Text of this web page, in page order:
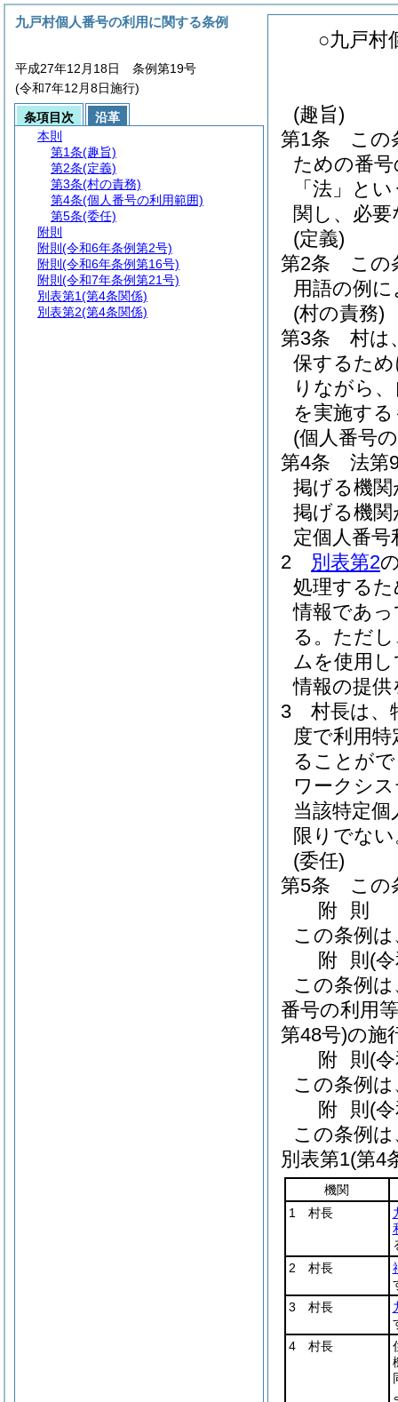
○九戸村
(趣旨)
第1条
この
ための番
「法」と
関し、必
(定義)
第2条
この
用語の例
(村の責務)
第3条
村は
保するた
りながら
を実施す
(個人番号
第4条
法第
掲げる機
掲げる機
定個人番
2
別表第2
処理する
情報であ
る。 ただ
ムを使用
情報の提
3
村長は、
度で利用
ることが
ワークシ
当該特定
限りでな
(委任)
第5条
この
附 則
この条例
附 則 (
この条例
番号の利用
第48号)の施
附 則 (
この条例
附 則 (
この条例
別表第1(第4
機関
1 村長
2 村長
3 村長
4 村長
九戸村個人番号の利用に関する条例
平成27年12月18日 条例第19号
(令和7年12月8日施行)
条項目次
沿革
本則
第1条(趣旨)
第2条(定義)
第3条(村の責務)
第4条(個人番号の利用範囲)
第5条(委任)
附則
附則 (令和6年条例第2号)
附則 (令和6年条例第16号)
附則 (令和7年条例第21号)
別表第1(第4条関係)
別表第2(第4条関係)